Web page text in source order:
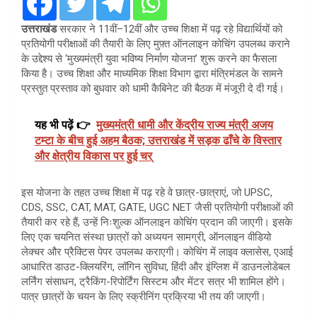
उत्तराखंडसरकार ने 11वीं–12वीं और उच्च शिक्षा में पढ़ रहे विद्यार्थियों को
प्रतियोगी परीक्षाओं की तैयारी के लिए मुफ़्त ऑनलाइन कोचिंग उपलब्ध कराने
के उद्देश्य से ‘मुख्यमंत्री युवा भविष्य निर्माण योजना’ शुरू करने का फैसला
किया है। उच्च शिक्षा और माध्यमिक शिक्षा विभाग द्वारा मंत्रिमंडल के सामने
प्रस्तुत प्रस्ताव को बुधवार को धामी कैबिनेट की बैठक में मंजूरी दे दी गई।
यह भी पढ़ें 👉 मुख्यमंत्री धामी और केंद्रीय राज्य मंत्री अजय
टम्टा के बीच हुई अहम बैठक; उत्तराखंड में सड़क ढाँचे के विस्तार
और क्षेत्रीय विकास पर हुई चर्
इस योजना के तहत उच्च शिक्षा में पढ़ रहे वे छात्र-छात्राएं, जो UPSC,
CDS, SSC, CAT, MAT, GATE, UGC NET जैसी प्रतियोगी परीक्षाओं की
तैयारी कर रहे हैं, उन्हें निःशुल्क ऑनलाइन कोचिंग प्रदान की जाएगी। इसके
लिए एक चयनित संस्था छात्रों को अध्ययन सामग्री, ऑनलाइन वीडियो
लेक्चर और प्रैक्टिस पेपर उपलब्ध कराएगी। कोचिंग में लाइव क्लासेस, एआई
आधारित डाउट-क्लियरिंग, लॉगिन सुविधा, हिंदी और इंग्लिश में डाउनलोडेबल
लर्निंग संसाधन, ट्रैकिंग-रिपोर्टिंग सिस्टम और मेंटर सत्र भी शामिल होंगे।
पात्र छात्रों के चयन के लिए स्क्रीनिंग प्रक्रिया भी तय की जाएगी।